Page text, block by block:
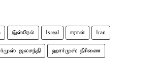
இஸ்ரேல் Isreal ஈரான் Iran
ஜலசந்தி ஹார்முஸ் நீரிணை